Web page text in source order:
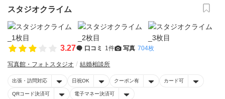
スタジオクライム
3.27 口コミ 1件 写真 704枚
写真館・フォトスタジオ 結婚相談所
出張・訪問対応 日祝OK クーポン有 カード可
QRコード決済可 電子マネー決済可